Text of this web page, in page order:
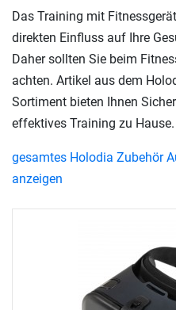
Das Training mit
direkten Einfluss auf Ihre
Daher sollten Sie beim
achten. Artikel aus dem
Sortiment bieten Ihnen
effektives Training zu Hause.
gesamtes Holodia Zubehör
anzeigen